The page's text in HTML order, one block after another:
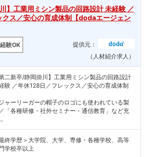
】工業用ミシン製品の回路設計 未経験 ／
ス／安心の育成体制【dodaエージェン
験OK
提供元：
（人材紹介求人）
第二新卒/静岡掛川】工業用ミシン製品の回路設計
験 ／年休128日／フレックス／安心の育成体制
ャーリーガーの帽子のロゴにも使われている製
「各種研修・社外セミナー・通信教育」など充
終学歴＞大学院、大学、専修・各種学校、高等
学校卒以上